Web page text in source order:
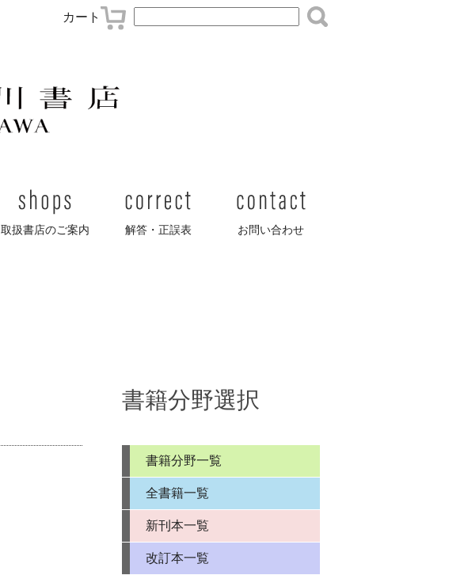
カート
取扱書店のご案内 解答・正誤表 お問い合わせ
書籍分野選択
書籍分野一覧
全書籍一覧
新刊本一覧
改訂本一覧